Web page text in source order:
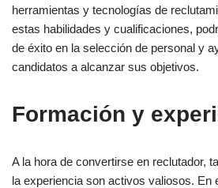
herramientas y tecnologías de
estas habilidades y cualificaciones,
de éxito en la selección de personal y
candidatos a alcanzar sus objetivos.
Formación y
A la hora de convertirse en reclutador,
la experiencia son activos valiosos. En